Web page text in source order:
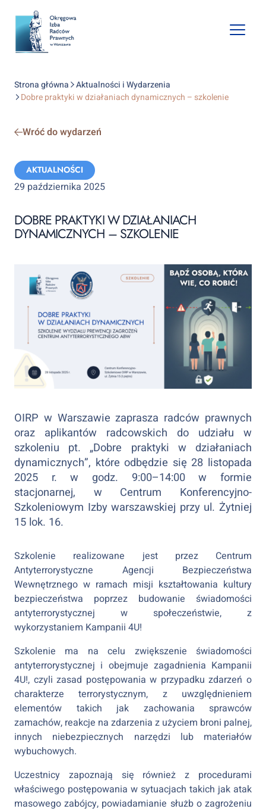
Open
Strona główna
Aktualności i Wydarzenia
Dobre praktyki w działaniach dynamicznych – szkolenie
Wróć do wydarzeń
Categories:
AKTUALNOŚCI
29 października 2025
DOBRE PRAKTYKI W DZIAŁANIACH
DYNAMICZNYCH – SZKOLENIE
OIRP w Warszawie zaprasza radców prawnych
oraz aplikantów radcowskich do udziału w
szkoleniu pt. „Dobre praktyki w działaniach
dynamicznych”, które odbędzie się 28 listopada
2025 r. w godz. 9:00–14:00 w formie
stacjonarnej, w Centrum Konferencyjno-
Szkoleniowym Izby warszawskiej przy ul. Żytniej
15 lok. 16.
Szkolenie realizowane jest przez Centrum
Antyterrorystyczne Agencji Bezpieczeństwa
Wewnętrznego w ramach misji kształtowania kultury
bezpieczeństwa poprzez budowanie świadomości
antyterrorystycznej w społeczeństwie, z
wykorzystaniem Kampanii 4U!
Szkolenie ma na celu zwiększenie świadomości
antyterrorystycznej i obejmuje zagadnienia Kampanii
4U!, czyli zasad postępowania w przypadku zdarzeń o
charakterze terrorystycznym, z uwzględnieniem
elementów takich jak zachowania sprawców
zamachów, reakcje na zdarzenia z użyciem broni palnej,
innych niebezpiecznych narzędzi lub materiałów
wybuchowych.
Uczestnicy zapoznają się również z procedurami
właściwego postępowania w sytuacjach takich jak atak
masowego zabójcy, powiadamianie służb o zagrożeniu